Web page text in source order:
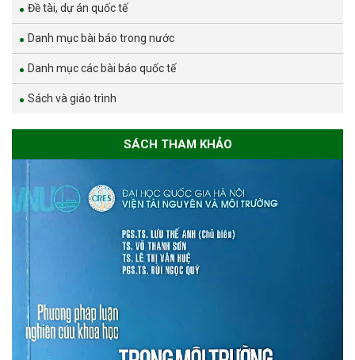
Đề tài, dự án quốc tế
Danh mục bài báo trong nước
Danh mục các bài báo quốc tế
Sách và giáo trình
SÁCH THAM KHẢO